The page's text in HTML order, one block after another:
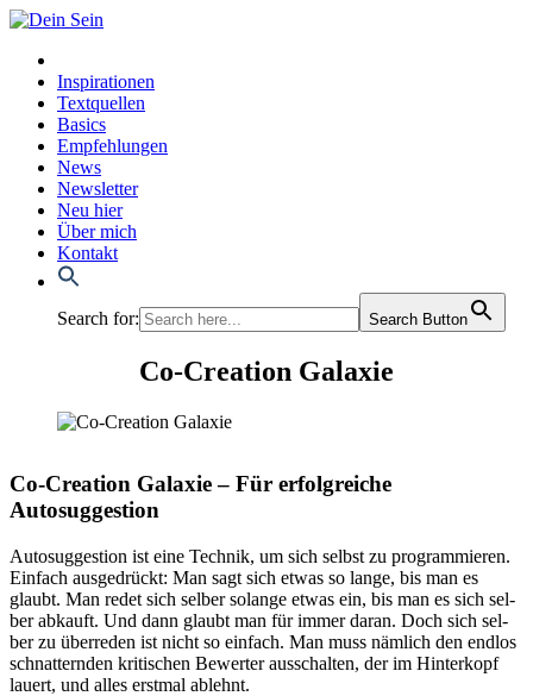
Inspirationen
Textquellen
Basics
Empfehlungen
News
Newsletter
Neu hier
Über mich
Kontakt
Search for: Search Button
Co-Creation Galaxie
Co-Creation Galaxie – Für erfolgreiche
Autosuggestion
Auto­sug­ges­ti­on ist eine Tech­nik, um sich selbst zu pro­gram­mie­ren.
Ein­fach aus­ge­drückt: Man sagt sich etwas so lan­ge, bis man es
glaubt. Man redet sich sel­ber solan­ge etwas ein, bis man es sich sel­
ber abkauft. Und dann glaubt man für immer dar­an. Doch sich sel­
ber zu über­re­den ist nicht so ein­fach. Man muss näm­lich den end­los
schnat­tern­den kri­ti­schen Bewer­ter aus­schal­ten, der im Hin­ter­kopf
lau­ert, und alles erst­mal ablehnt.